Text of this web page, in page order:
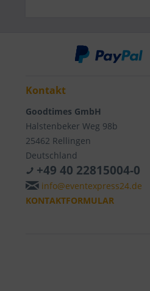
Kontakt
Goodtimes GmbH
Halstenbeker Weg 98b
25462 Rellingen
Deutschland
+49 40 22815004-0
info@eventexpress24.de
KONTAKTFORMULAR